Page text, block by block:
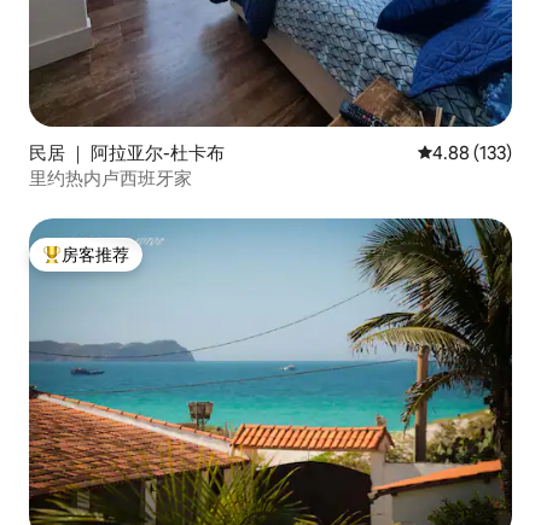
民居 ｜ 阿拉亚尔-杜卡布 平均评分 4.88
4.88 (133)
里约热内卢西班牙家
热门「房客推荐」
房客推荐